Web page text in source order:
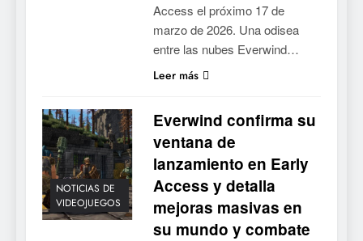
Access el próximo 17 de
marzo de 2026. Una odisea
entre las nubes Everwind…
Leer más
NOTICIAS DE
VIDEOJUEGOS
Everwind confirma su
ventana de
lanzamiento en Early
Access y detalla
mejoras masivas en
su mundo y combate
Collector’s Cove: una granja
flotante con alma de álbum
de cromos
NOTICIAS DE VIDEOJUEGOS
6
Palworld 1.0: fecha,